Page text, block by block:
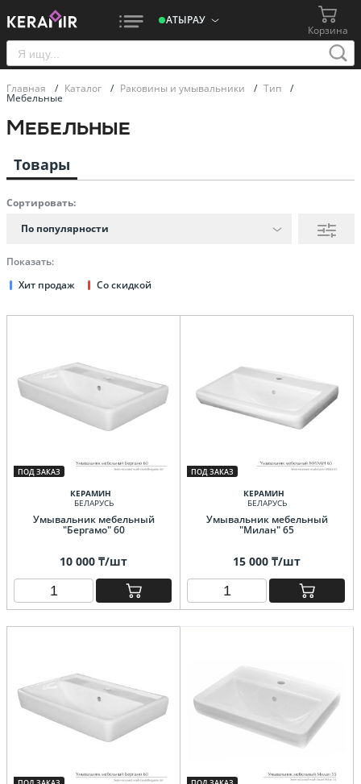
АТЫРАУ
Корзина
Главная / Каталог / Раковины и умывальники / Тип /
Мебельные
Мебельные
Товары
Сортировать:
По популярности
Показать:
Хит продаж
Со скидкой
ПОД ЗАКАЗ
КЕРАМИН
БЕЛАРУСЬ
Умывальник мебельный
"Бергамо" 60
10 000 ₸/шт
ПОД ЗАКАЗ
КЕРАМИН
БЕЛАРУСЬ
Умывальник мебельный
"Милан" 65
15 000 ₸/шт